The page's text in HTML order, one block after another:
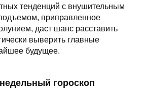
тенденций с внушительным
приправленное
даст шанс расставить
выверить главные
будущее.
гороскоп